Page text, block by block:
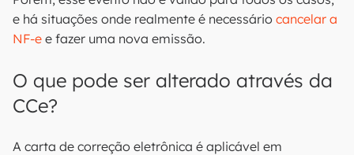
e há situações onde realmente é necessário cancelar a
NF-e e fazer uma nova emissão.
O que pode ser alterado através da
CCe?
A carta de correção eletrônica é aplicável em